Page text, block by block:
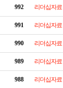
992 리더십자료
991 리더십자료
990 리더십자료
989 리더십자료
988 리더십자료